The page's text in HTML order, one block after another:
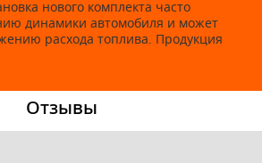
нового комплекта часто
динамики автомобиля и может
расхода топлива. Продукция
Отзывы